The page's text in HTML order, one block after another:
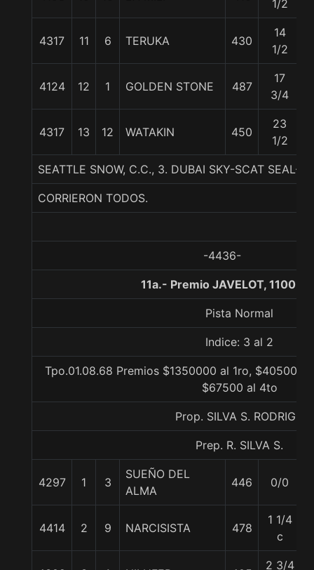
1/2
4317 11 6 TERUKA 430
14
1/2
4124 12 1 GOLDEN STONE 487
17
3/4
4317 13 12 WATAKIN 450
23
1/2
SEATTLE SNOW, C.C., 3. DUBAI SKY-SCAT SEAL-
CORRIERON TODOS.
-4436-
11a.- Premio JAVELOT, 1100
Pista Normal
Indice: 3 al 2
Tpo.01.08.68 Premios $1350000 al 1ro, $405000
$67500 al 4to
Prop. SILVA S. RODRIGO
Prep. R. SILVA S.
4297 1 3
SUEÑO DEL
ALMA
446 0/0
4414 2 9 NARCISISTA 478
1 1/4
c
2 3/4